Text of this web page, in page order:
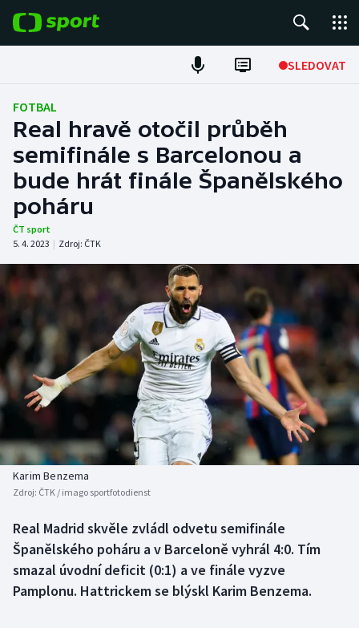
SLEDOVAT
ME v atletice
ME v plavání
Fotbal
Hokej
DALŠÍ SPORTY
Americký fotbal
Atletika
Baseball a softbal
Basketbal
Biatlon
Boby a skeleton
Curling
NEPŘEHLÉDNĚTE
Soutěže
Historické návraty
Aplikace ČT sport
AZ kvíz
FOTBAL
Real hravě otočil průběh
semifinále s Barcelonou a
bude hrát finále Španělského
poháru
ČT sport
5. 4. 2023 | Zdroj: ČTK
Karim Benzema
Zdroj: ČTK / imago sportfotodienst
Real Madrid skvěle zvládl odvetu semifinále
Španělského poháru a v Barceloně vyhrál 4:0. Tím
smazal úvodní deficit (0:1) a ve finále vyzve
Pamplonu. Hattrickem se blýskl Karim Benzema.